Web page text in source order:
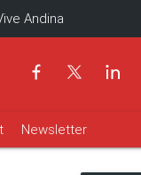
Andina
Newsletter